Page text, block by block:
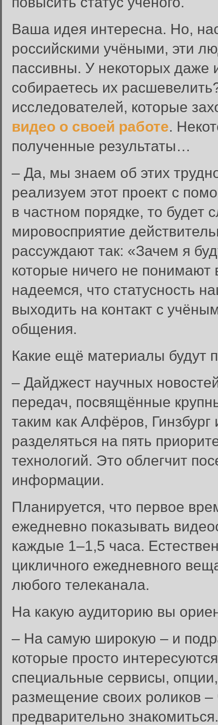
Ваша идея интересна. Но,
российскими учёными, эти
пассивны. У некоторых даже
собираетесь их
исследователей, которые
видео о своей работе.
полученные результаты…
– Да, мы знаем об этих
реализуем этот проект с
в частном порядке, то будет
мировосприятие
рассуждают так: «Зачем я
которые ничего не
надеемся, что статусность
выходить на контакт с
общения.
Какие ещё материалы будут
– Дайджест научных
передач, посвящённые
таким как Алфёров,
разделяться на пять
технологий. Это облегчит
информации.
Планируется, что первое
ежедневно показывать
каждые 1–1,5 часа.
цикличного ежедневного
любого телеканала.
На какую аудиторию вы
– На самую широкую – и
которые просто
специальные сервисы,
размещение своих роликов
предварительно знакомиться.